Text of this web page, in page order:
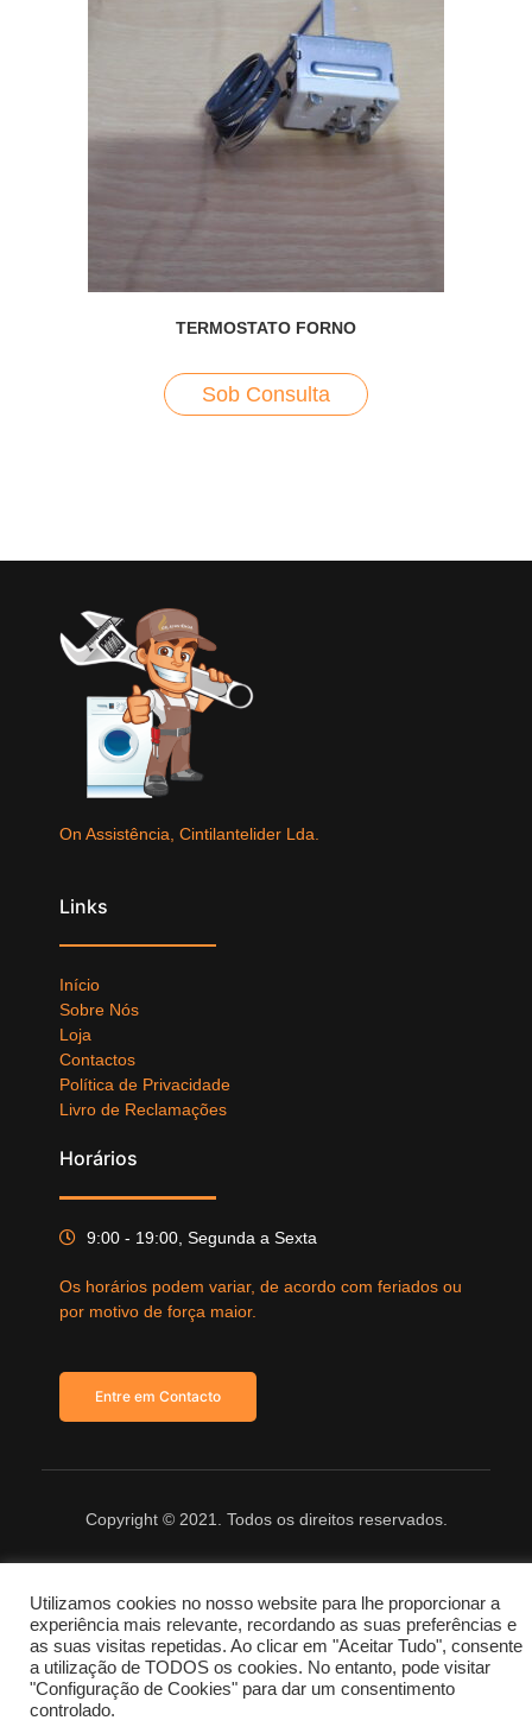
TERMOSTATO FORNO
Sob Consulta
On Assistência, Cintilantelider Lda.
Links
Início
Sobre Nós
Loja
Contactos
Política de Privacidade
Livro de Reclamações
Horários
9:00 - 19:00, Segunda a Sexta
Os horários podem variar, de acordo com feriados ou
por motivo de força maior.
Entre em Contacto
Copyright © 2021. Todos os direitos reservados.
Utilizamos cookies no nosso website para lhe proporcionar a
experiência mais relevante, recordando as suas preferências e
as suas visitas repetidas. Ao clicar em "Aceitar Tudo", consente
a utilização de TODOS os cookies. No entanto, pode visitar
"Configuração de Cookies" para dar um consentimento
controlado.